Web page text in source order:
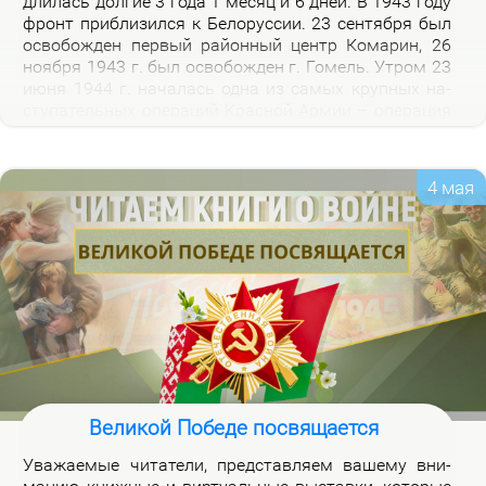
фронт при­бли­зил­ся к Бе­ло­рус­сии. 23 сен­тяб­ря был
осво­бож­ден пер­вый рай­он­ный центр Ко­ма­рин, 26
но­яб­ря 1943 г. был осво­бож­ден г. Го­мель. Утром 23
за­хват­чи­ков с тер­ри­то­рии Бе­ло­рус­сии.
4 мая
Великой Победе посвящается
Ува­жа­е­мые чи­та­те­ли, пред­став­ля­ем ва­ше­му вни­